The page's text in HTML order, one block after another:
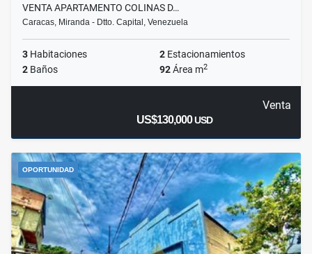
VENTA APARTAMENTO COLINAS D…
Caracas, Miranda - Dtto. Capital, Venezuela
3 Habitaciones 2 Estacionamientos
2 Baños 92Área m2
Venta
US$130,000USD
OPORTUNIDAD